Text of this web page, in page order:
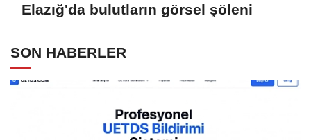
Elazığ'da bulutların görsel şöleni
SON HABERLER